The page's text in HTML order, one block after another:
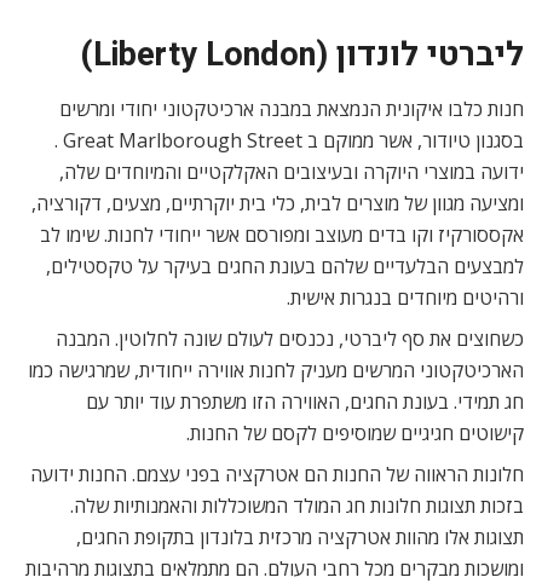
ליברטי לונדון (Liberty London)
חנות כלבו איקונית הנמצאת במבנה ארכיטקטוני יחודי ומרשים
בסגנון טיודור, אשר ממוקם ב Great Marlborough Street .
ידועה במוצרי היוקרה ובעיצובים האקלקטיים והמיוחדים שלה,
ומציעה מגוון של מוצרים לבית, כלי בית יוקרתיים, מצעים, דקורציה,
אקססורקיז וקו בדים מעוצב ומפורסם אשר ייחודי לחנות. שימו לב
למבצעים הבלעדיים שלהם בעונת החגים בעיקר על טקסטילים,
ורהיטים מיוחדים בנגרות אישית.
כשחוצים את סף ליברטי, נכנסים לעולם שונה לחלוטין. המבנה
הארכיטקטוני המרשים מעניק לחנות אווירה ייחודית, שמרגישה כמו
חג תמידי. בעונת החגים, האווירה הזו משתפרת עוד יותר עם
קישוטים חגיגיים שמוסיפים לקסם של החנות.
חלונות הראווה של החנות הם אטרקציה בפני עצמם. החנות ידועה
בזכות תצוגות חלונות חג המולד המשוכללות והאמנותיות שלה.
תצוגות אלו מהוות אטרקציה מרכזית בלונדון בתקופת החגים,
ומושכות מבקרים מכל רחבי העולם. הם מתמלאים בתצוגות מרהיבות